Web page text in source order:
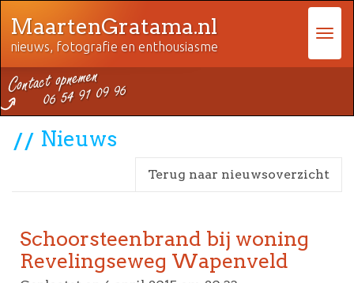
MaartenGratama.nl
nieuws, fotografie en enthousiasme
Nieuws
Terug naar nieuwsoverzicht
Schoorsteenbrand bij woning
Revelingseweg Wapenveld